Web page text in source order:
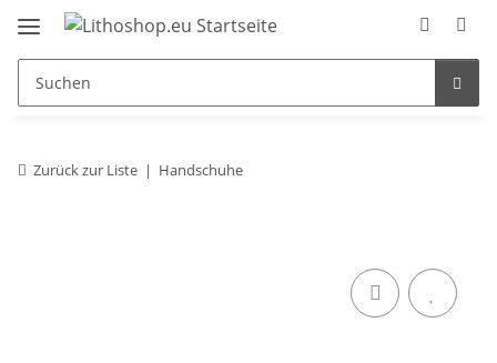
Zurück zur Liste Handschuhe